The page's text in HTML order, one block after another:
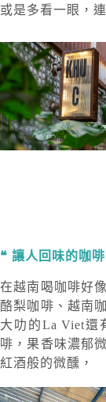
或是多看一眼，
讓人回味的咖啡
在越南喝咖啡好
酪梨咖啡、越南
大叻的La Viet還
啡，果香味濃郁
紅酒般的微醺，